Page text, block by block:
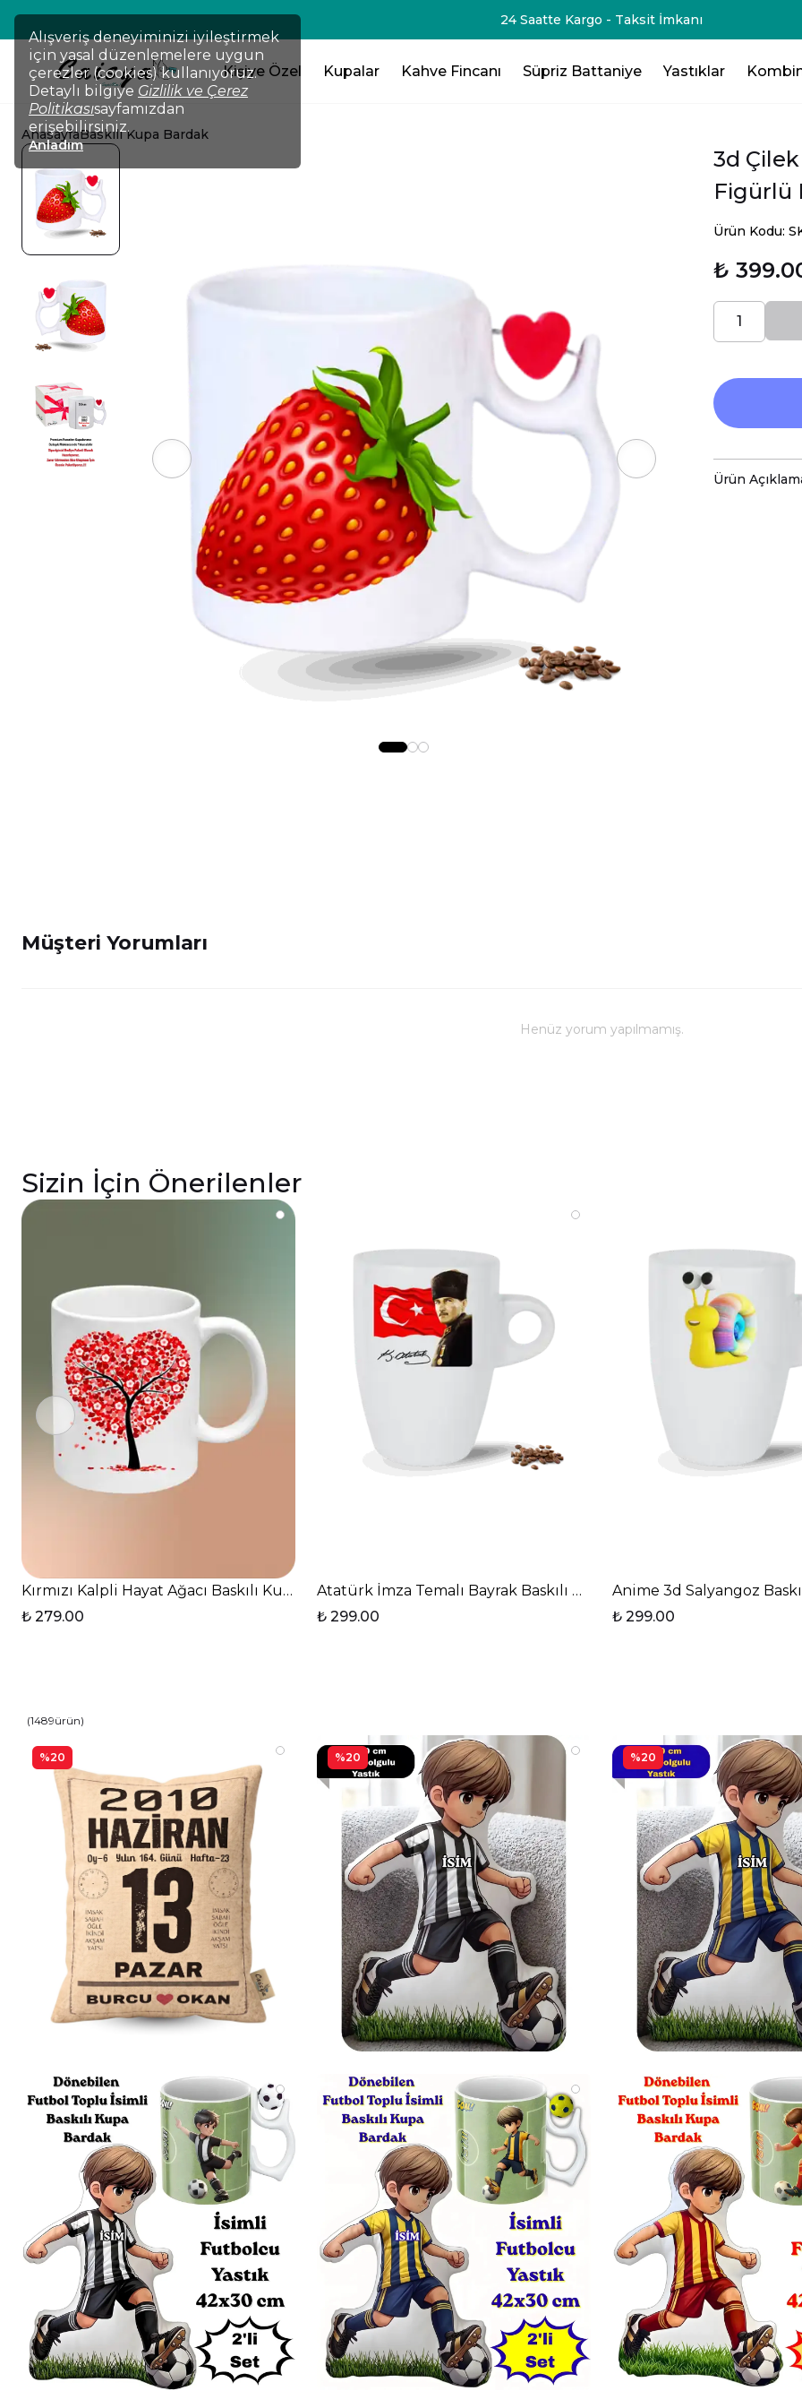
Alışveriş deneyiminizi iyileştirmek
için yasal düzenlemelere uygun
çerezler (cookies) kullanıyoruz.
Detaylı bilgiye Gizlilik ve Çerez
Politikasısayfamızdan
erişebilirsiniz.
Anladım
💸TÜM ÜRÜNLERDE !!! 2 Ürün Al -75₺💸 - 3 Ürün Al - 125₺ 💸- 4 Ürün Al -200₺ 💸- 5 Ürün Al -
Kişiye Özel Kupalar Kahve Fincanı Süpriz Battaniye Yastıklar
AnasayfaBaskılı Kupa Bardak
3d
Figürlü
Ürün Kodu:
₺
Ürün
Müşteri Yorumları
Henüz yorum yapılmamış.
Sizin İçin Önerilenler
Kırmızı Kalpli Hayat Ağacı Baskılı Kupa Bardak Çay Kahve Fincanı
₺ 279.00
Atatürk İmza Temalı Bayrak Baskılı Porselen Latte Kupa Bardak
₺ 299.00
Anime 3d Salyangoz
₺ 299.00
(1489ürün)
%20 %20 %20